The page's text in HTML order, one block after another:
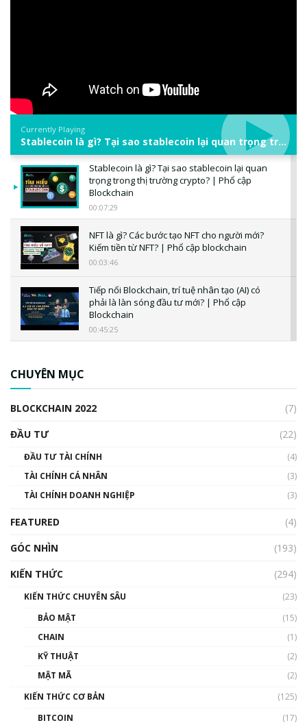
Currently Playing
Stablecoin là gì? Tại sao stablecoin lại quan trọng trong thị trường crypto? | Phổ cập Blockchain
Stablecoin là gì? Tại sao stablecoin lại quan
trọng trong thị trường crypto? | Phổ cập
Blockchain
00:07:29
NFT là gì? Các bước tạo NFT cho người mới?
Kiếm tiền từ NFT? | Phổ cập blockchain
00:03:46
Tiếp nối Blockchain, trí tuệ nhân tạo (AI) có
phải là làn sóng đầu tư mới? | Phổ cập
Blockchain
00:45:25
00:02:14
Nhìn lại năm 2022: Những sự kiện ảnh hưởng
đến hệ sinh thái tiền mã hoá | Phổ cập
00:43:47
CHUYÊN MỤC
BLOCKCHAIN 2022
(7)
ĐẦU TƯ
(22)
ĐẦU TƯ TÀI CHÍNH
(4)
TÀI CHÍNH CÁ NHÂN
(3)
TÀI CHÍNH DOANH NGHIỆP
(3)
FEATURED
(4)
GÓC NHÌN
(193)
KIẾN THỨC
(294)
KIẾN THỨC CHUYÊN SÂU
(23)
BẢO MẬT
(15)
CHAIN
(1)
KỸ THUẬT
(2)
MẬT MÃ
(2)
KIẾN THỨC CƠ BẢN
(125)
BITCOIN
(17)